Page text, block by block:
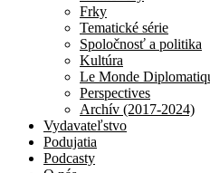
Frky
Tematické série
Spoločnosť a politika
Kultúra
Le Monde
Perspectives
Archív (2017-2024)
Vydavateľstvo
Podujatia
Podcasty